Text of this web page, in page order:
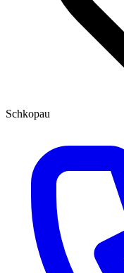
Schkopau